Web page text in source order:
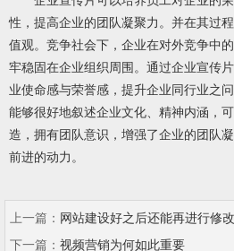
性，提高企业的团队凝聚力。并在其过
值观。竞争社会下，企业在对外竞争中
牢稳固在企业组织周围。通过企业宣传
业使命感与荣誉感，提升企业同行业之
能够很好地叙述企业文化、精神内涵，
造，拥有团队意识，增强了企业的团队
前进的动力。
上一篇： 网站建设好之后还能再进行修
下一篇： 视频营销为何如此重要